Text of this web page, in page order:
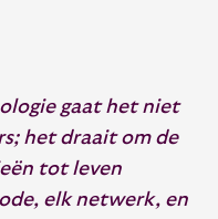
gaat het niet
het draait om de
tot leven
elk netwerk, en